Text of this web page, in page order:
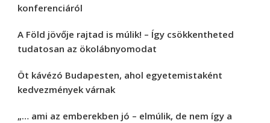
konferenciáról
A Föld jövője rajtad is múlik! – Így csökkentheted
tudatosan az ökolábnyomodat
Öt kávézó Budapesten, ahol egyetemistaként
kedvezmények várnak
„… ami az emberekben jó – elmúlik, de nem így a